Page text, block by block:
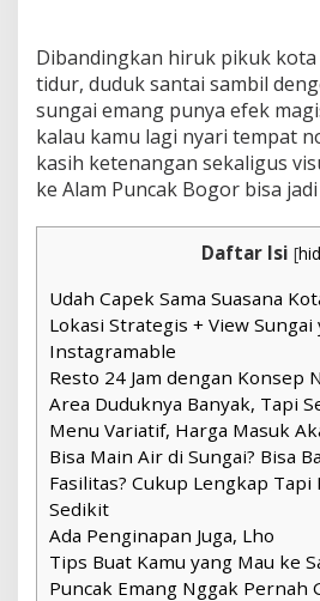
Dibandingkan hiruk pikuk
tidur, duduk santai sambil
sungai emang punya efek
kalau kamu lagi nyari tempat
kasih ketenangan sekaligus
ke Alam Puncak Bogor bisa
Daftar Isi [
Udah Capek Sama Suasana
Lokasi Strategis + View Sungai
Instagramable
Resto 24 Jam dengan Konsep
Area Duduknya Banyak, Tapi
Menu Variatif, Harga Masuk
Bisa Main Air di Sungai? Bisa
Fasilitas? Cukup Lengkap
Sedikit
Ada Penginapan Juga, Lho
Tips Buat Kamu yang Mau ke
Puncak Emang Nggak Pernah